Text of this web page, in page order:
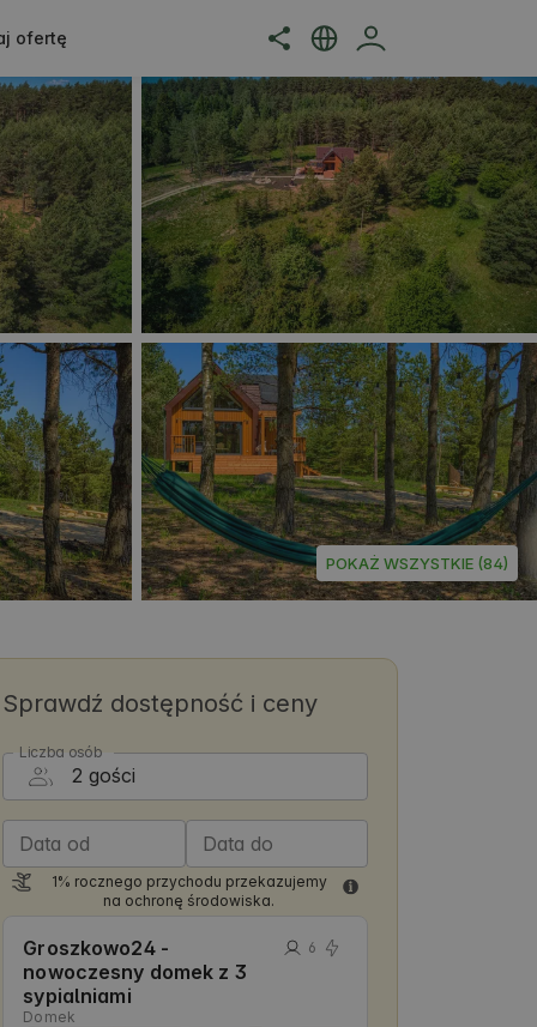
ofertę
POKAŻ WSZYSTKIE (84)
Sprawdź dostępność i ceny
Liczba osób
Data od Data do
1% rocznego przychodu przekazujemy
na ochronę środowiska.
Groszkowo24 -
nowoczesny domek z 3
sypialniami
Domek
6